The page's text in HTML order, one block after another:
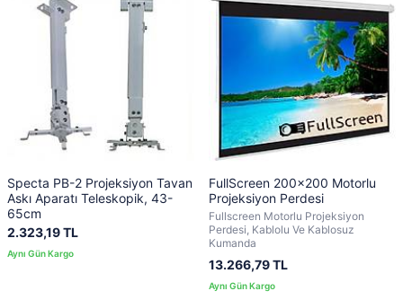
Specta PB-2 Projeksiyon Tavan
Askı Aparatı Teleskopik, 43-
65cm
2.323,19 TL
FullScreen 200x200 Motorlu
Projeksiyon Perdesi
Fullscreen Motorlu Projeksiyon
Perdesi, Kablolu Ve Kablosuz
Kumanda
13.266,79 TL